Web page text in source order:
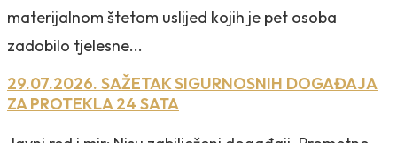
materijalnom štetom uslijed kojih je pet osoba
zadobilo tjelesne...
29.07.2026. SAŽETAK SIGURNOSNIH DOGAĐAJA
ZA PROTEKLA 24 SATA